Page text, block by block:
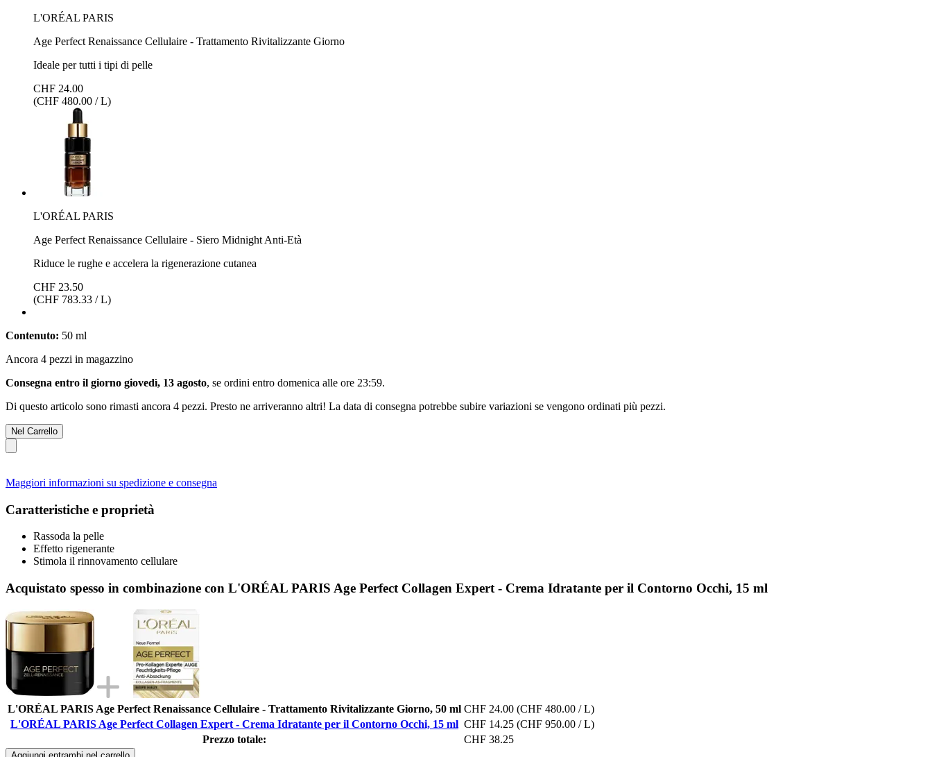
L'ORÉAL PARIS
Age Perfect Renaissance Cellulaire - Trattamento Rivitalizzante Giorno
Ideale per tutti i tipi di pelle
CHF 24.00
(CHF 480.00 / L)
L'ORÉAL PARIS
Age Perfect Renaissance Cellulaire - Siero Midnight Anti-Età
Riduce le rughe e accelera la rigenerazione cutanea
CHF 23.50
(CHF 783.33 / L)
Contenuto: 50 ml
Ancora 4 pezzi in magazzino
Consegna entro il giorno giovedì, 13 agosto, se ordini entro domenica alle ore 23:59.
Di questo articolo sono rimasti ancora 4 pezzi. Presto ne arriveranno altri! La data di consegna potrebbe subire variazioni se vengono ordinati più pezzi.
Nel Carrello
Maggiori informazioni su spedizione e consegna
Caratteristiche e proprietà
Rassoda la pelle
Effetto rigenerante
Stimola il rinnovamento cellulare
Acquistato spesso in combinazione con L'ORÉAL PARIS Age Perfect Collagen Expert - Crema Idratante per il Contorno Occhi, 15 ml
L'ORÉAL PARIS Age Perfect Renaissance Cellulaire - Trattamento Rivitalizzante Giorno, 50 ml CHF 24.00 (CHF 480.00 / L)
L'ORÉAL PARIS Age Perfect Collagen Expert - Crema Idratante per il Contorno Occhi, 15 ml CHF 14.25 (CHF 950.00 / L)
Prezzo totale:
CHF 38.25